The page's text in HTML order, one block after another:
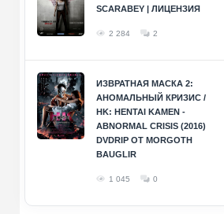
SCARABEY | ЛИЦЕНЗИЯ
2 284 2
ИЗВРАТНАЯ МАСКА 2:
АНОМАЛЬНЫЙ КРИЗИС /
HK: HENTAI KAMEN -
ABNORMAL CRISIS (2016)
DVDRIP ОТ MORGOTH
BAUGLIR
1 045 0